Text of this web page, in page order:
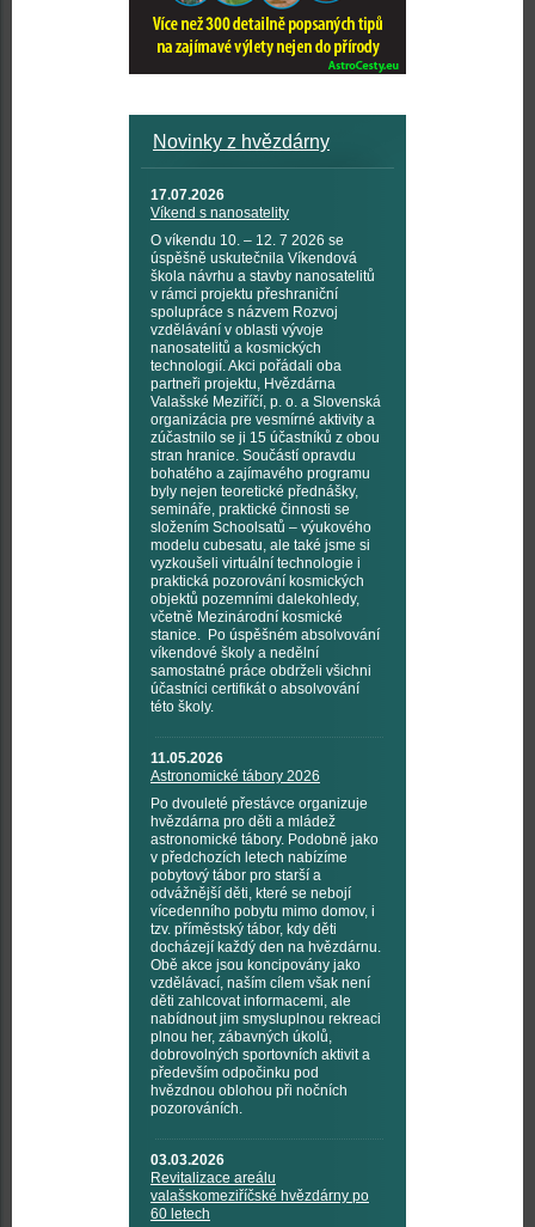
Novinky z hvězdárny
17.07.2026
Víkend s nanosatelity
O víkendu 10. – 12. 7 2026 se
úspěšně uskutečnila Víkendová
škola návrhu a stavby nanosatelitů
v rámci projektu přeshraniční
spolupráce s názvem Rozvoj
vzdělávání v oblasti vývoje
nanosatelitů a kosmických
technologií. Akci pořádali oba
partneři projektu, Hvězdárna
Valašské Meziříčí, p. o. a Slovenská
organizácia pre vesmírné aktivity a
zúčastnilo se ji 15 účastníků z obou
stran hranice. Součástí opravdu
bohatého a zajímavého programu
byly nejen teoretické přednášky,
semináře, praktické činnosti se
složením Schoolsatů – výukového
modelu cubesatu, ale také jsme si
vyzkoušeli virtuální technologie i
praktická pozorování kosmických
objektů pozemními dalekohledy,
včetně Mezinárodní kosmické
stanice. Po úspěšném absolvování
víkendové školy a nedělní
samostatné práce obdrželi všichni
účastníci certifikát o absolvování
této školy.
11.05.2026
Astronomické tábory 2026
Po dvouleté přestávce organizuje
hvězdárna pro děti a mládež
astronomické tábory. Podobně jako
v předchozích letech nabízíme
pobytový tábor pro starší a
odvážnější děti, které se nebojí
vícedenního pobytu mimo domov, i
tzv. příměstský tábor, kdy děti
docházejí každý den na hvězdárnu.
Obě akce jsou koncipovány jako
vzdělávací, naším cílem však není
děti zahlcovat informacemi, ale
nabídnout jim smysluplnou rekreaci
plnou her, zábavných úkolů,
dobrovolných sportovních aktivit a
především odpočinku pod
hvězdnou oblohou při nočních
pozorováních.
03.03.2026
Revitalizace areálu
valašskomeziříčské hvězdárny po
60 letech